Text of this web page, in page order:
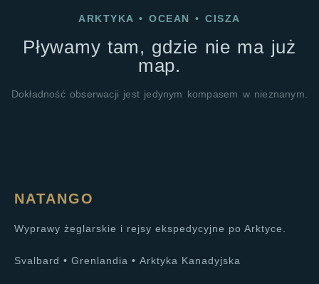
ARKTYKA• OCEAN• CISZA
Pływamy tam, gdzie nie ma już
map.
Dokładność obserwacji jest jedynym kompasem w nieznanym.
NATANGO
Wyprawy żeglarskie i rejsy ekspedycyjne po Arktyce.
Svalbard • Grenlandia • Arktyka Kanadyjska